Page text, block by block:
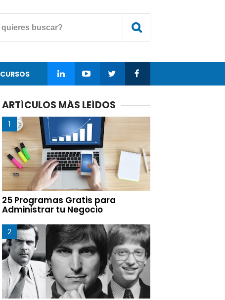
CURSOS
ARTÍCULOS MÁS LEÍDOS
25 Programas Gratis para
Administrar tu Negocio